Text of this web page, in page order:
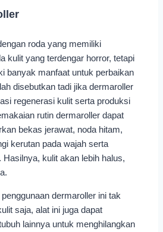
roda yang memiliki
kulit yang terdengar horror, tetapi
banyak manfaat untuk perbaikan
disebutkan tadi jika dermaroller
regenerasi kulit serta produksi
rutin dermaroller dapat
bekas jerawat, noda hitam,
kerutan pada wajah serta
Hasilnya, kulit akan lebih halus,
dermaroller ini tak
saja, alat ini juga dapat
lainnya untuk menghilangkan